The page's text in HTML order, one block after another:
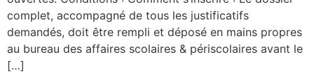
complet, accompagné de tous les justificatifs
demandés, doit être rempli et déposé en mains propres
au bureau des affaires scolaires & périscolaires avant le
[…]